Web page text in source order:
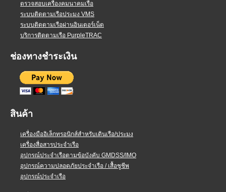
ตรวจสอบเครื่องคมนาคมเรือ
ระบบติดตามเรือประมง VMS
ระบบติดตามเรือผ่านอินเตอร์เน็ต
บริการติดตามเรือ PurpleTRAC
ช่องทางชำระเงิน
สินค้า
เครื่องมืออิเล็กทรอนิกส์สำหรับเดินเรือ/ประมง
เครื่องสื่อสารประจำเรือ
อุปกรณ์ประจำเรือตามข้อบังคับ GMDSS/IMO
อุปกรณ์ความปลอดภัยประจำเรือ / เสื้อชูชีพ
อุปกรณ์ประจำเรือ